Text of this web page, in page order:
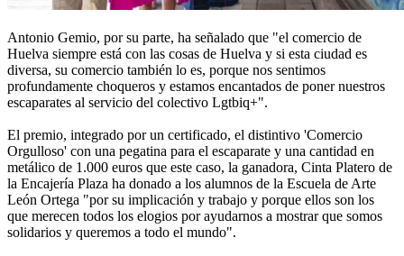
Antonio Gemio, por su parte, ha señalado que "el comercio de
Huelva siempre está con las cosas de Huelva y si esta ciudad es
diversa, su comercio también lo es, porque nos sentimos
profundamente choqueros y estamos encantados de poner nuestros
escaparates al servicio del colectivo Lgtbiq+".
El premio, integrado por un certificado, el distintivo 'Comercio
Orgulloso' con una pegatina para el escaparate y una cantidad en
metálico de 1.000 euros que este caso, la ganadora, Cinta Platero de
la Encajería Plaza ha donado a los alumnos de la Escuela de Arte
León Ortega "por su implicación y trabajo y porque ellos son los
que merecen todos los elogios por ayudarnos a mostrar que somos
solidarios y queremos a todo el mundo".